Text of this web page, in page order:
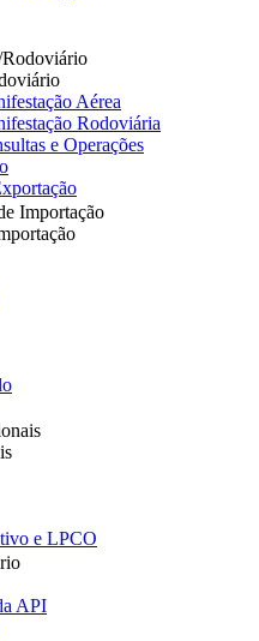
Aérea
Rodoviária
e Operações
Importação
e LPCO
API